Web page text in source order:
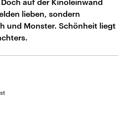
lieben, sondern
und Monster. Schönheit liegt